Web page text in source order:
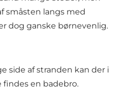
småsten langs med
dog ganske børnevenlig.
side af stranden kan der i
en badebro.